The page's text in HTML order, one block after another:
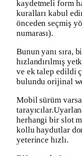
kaydetmeli form
kuralları kabul
önceden seçmiş
numarası).
Bunun yanı sıra,
hızlandırılmış
ve ek talep edildi
bulundu orijinal
Mobil sürüm
herhangi bir slot
kollu haydutlar
yeterince hızlı.